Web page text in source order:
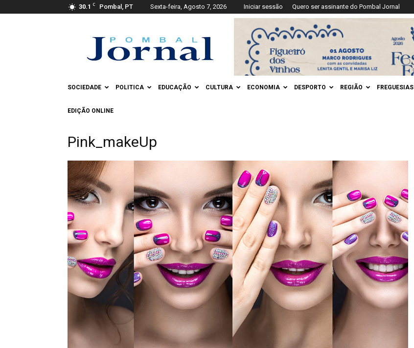
30.1 C Pombal, PT Sexta-feira, Agosto 7, 2026 Iniciar sessão Quero ser assinante do Pombal Jornal
Jornal
SOCIEDADE POLITICA EDUCAÇÃO CULTURA ECONOMIA DESPORTO REGIÃO FREGUESIAS
EDIÇÃO ONLINE
Pink_makeUp